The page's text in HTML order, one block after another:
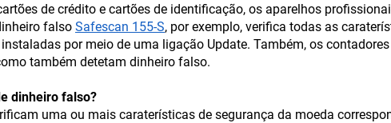
de crédito e cartões de identificação, os aparelhos
falso Safescan 155-S, por exemplo, verifica todas as
por meio de uma ligação Update. Também, os
também detetam dinheiro falso.
dinheiro falso?
uma ou mais caraterísticas de segurança da moeda